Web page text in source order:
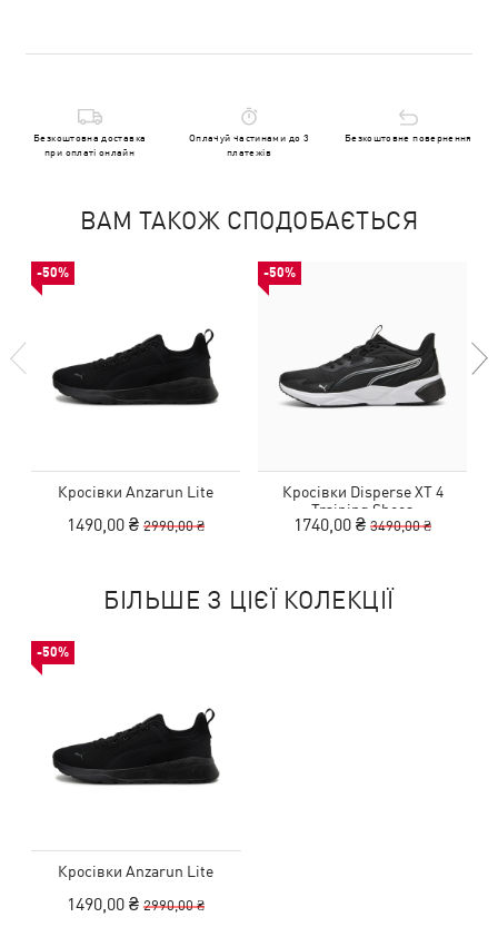
Безкоштовна доставка
при оплаті онлайн
Оплачуй частинами до 3
платежів
Безкоштовне повернення
ВАМ ТАКОЖ СПОДОБАЄТЬСЯ
-50%
Кросівки Anzarun Lite
1490,00 ₴ 2990,00 ₴
-50%
Кросівки Disperse XT 4
Training Shoes
1740,00 ₴ 3490,00 ₴
БІЛЬШЕ З ЦІЄЇ КОЛЕКЦІЇ
-50%
Кросівки Anzarun Lite
1490,00 ₴2990,00 ₴